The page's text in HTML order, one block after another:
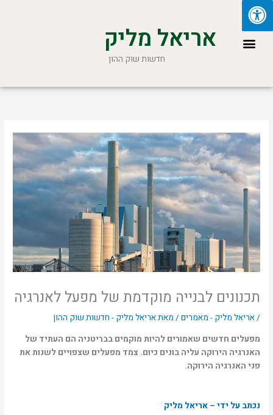
דילוג
לתוכן
תפריטאריאל מליק
חדשות שוק ההון
תכנונים לבנייה מוקדמת של מפעל לאנרגיה
/אריאל מליק - מאמרים / מאתאריאל מליק - חדשות שוק ההון
מפעלים חדשים שאמורים להיות מוקמים בבריטניה הם העתיד של
האנרגיה הירוקה עליה בונים כיום. צמד מפעלים שצפויים לשנות את
פני האנרגיה הירוקה.
נכתב על ידי – אריאל מליק